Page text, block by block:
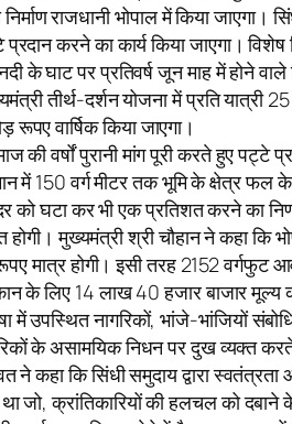
राजधानी भोपाल में किया
करने का कार्य किया जाएगा।
के घाट पर प्रतिवर्ष जून माह में होने
तीर्थ-दर्शन योजना में प्रति
वार्षिक किया जाएगा।
की वर्षों पुरानी मांग पूरी करते हुए
में 150 वर्ग मीटर तक भूमि के क्षेत्र
को घटा कर भी एक प्रतिशत करने का
मुख्यमंत्री श्री चौहान ने कहा
मात्र होगी। इसी तरह 2152
के लिए 14 लाख 40 हजार बाजार मूल्य
में उपस्थित नागरिकों, भांजे-भांजियों
के असामयिक निधन पर दुख व्यक्त
कहा कि सिंधी समुदाय द्वारा
जो, क्रांतिकारियों की हलचल को